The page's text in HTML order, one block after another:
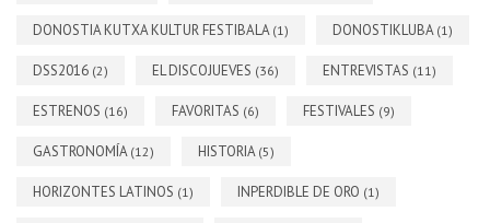
DONOSTIA KUTXA KULTUR FESTIBALA (1) DONOSTIKLUBA (1)
DSS2016 (2) EL DISCOJUEVES (36) ENTREVISTAS (11)
ESTRENOS (16) FAVORITAS (6) FESTIVALES (9)
GASTRONOMÍA (12) HISTORIA (5)
HORIZONTES LATINOS (1) INPERDIBLE DE ORO (1)